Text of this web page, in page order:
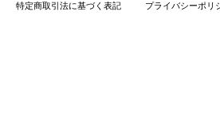
特定商取引法に基づく表記
プライバシーポリ